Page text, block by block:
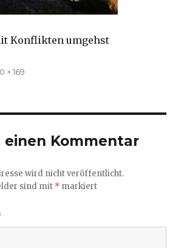
Konflikten umgehst
× 169
einen Kommentar
wird nicht veröffentlicht.
sind mit * markiert